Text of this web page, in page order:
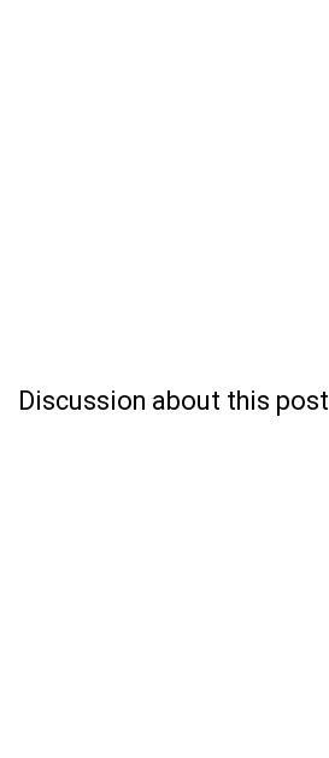
Discussion about this post